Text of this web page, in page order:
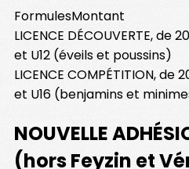
FormulesMontant
LICENCE DÉCOUVERTE, de
et U12 (éveils et poussins)
LICENCE COMPÉTITION, de
et U16 (benjamins et
NOUVELLE
(hors Feyzin et